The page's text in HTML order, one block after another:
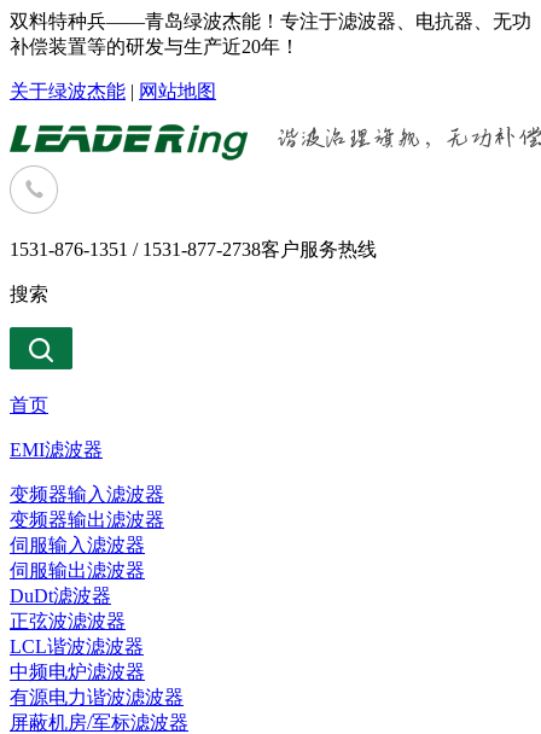
双料特种兵——青岛绿波杰能！专注于滤波器、电抗器、无功
补偿装置等的研发与生产近20年！
关于绿波杰能 | 网站地图
1531-876-1351 / 1531-877-2738客户服务热线
搜索
首页
EMI滤波器
变频器输入滤波器
变频器输出滤波器
伺服输入滤波器
伺服输出滤波器
DuDt滤波器
正弦波滤波器
LCL谐波滤波器
中频电炉滤波器
有源电力谐波滤波器
屏蔽机房/军标滤波器